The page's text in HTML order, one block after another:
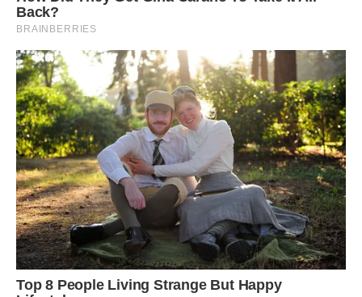
Якщо вони мають час поїхати вибирати нову шафу чи
кухонний стіл, то чому не можуть провести цей вечір із